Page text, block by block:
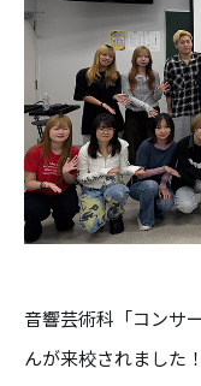
音響芸術科「コンサ
んが来校されました！